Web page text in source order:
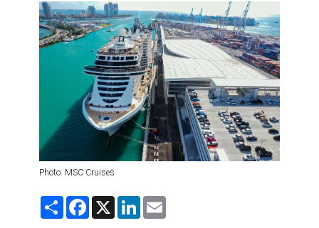
AGENTS DE VOYAGE
FORMATION & RESSOURCES
Photo: MSC Cruises
S
F
X
L